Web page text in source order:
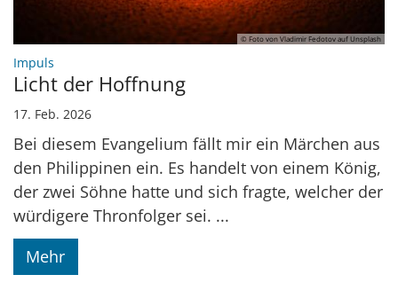
© Foto von Vladimir Fedotov auf Unsplash
Impuls
Licht der Hoffnung
17. Feb. 2026
Bei diesem Evangelium fällt mir ein Märchen aus
den Philippinen ein. Es handelt von einem König,
der zwei Söhne hatte und sich fragte, welcher der
würdigere Thronfolger sei. ...
Mehr